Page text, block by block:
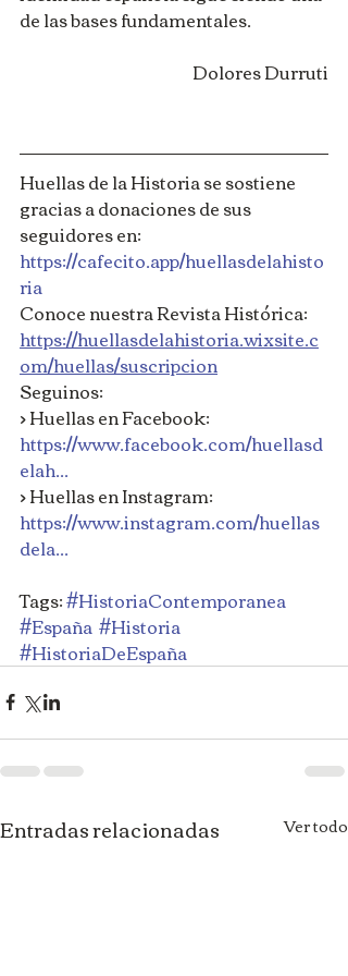
de las bases fundamentales.
Dolores Durruti
Huellas de la Historia se sostiene
gracias a donaciones de sus
seguidores en:
https://cafecito.app/huellasdelahisto
ria
Conoce nuestra Revista Histórica:
https://huellasdelahistoria.wixsite.c
om/huellas/suscripcion
Seguinos:
> Huellas en Facebook:
https://www.facebook.com/huellasd
elah...
> Huellas en Instagram:
https://www.instagram.com/huellas
dela...
Tags: #HistoriaContemporanea
#España #Historia
#HistoriaDeEspaña
Entradas relacionadas Ver todo